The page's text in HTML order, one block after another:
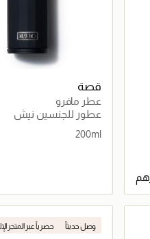
قصة
عطر مافرو
عطور للجنسين نيش
200ml
جاري تحميل
وصل حديثاً حصرياً عبر المتجر